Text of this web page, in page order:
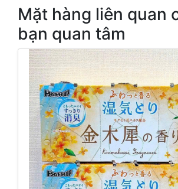
Mặt hàng liên quan
bạn quan tâm